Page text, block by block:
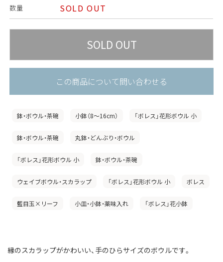
数量 SOLD OUT
この商品について問い合わせる
鉢・ボウル・茶碗 小鉢（8〜16cm） 「ボレス」花形ボウル 小
鉢・ボウル・茶碗 丸鉢・どんぶり・ボウル
「ボレス」花形ボウル 小 鉢・ボウル・茶碗
ウェイブボウル・スカラップ 「ボレス」花形ボウル 小 ボレス
藍目玉×リーフ 小皿・小鉢・薬味入れ 「ボレス」花小鉢
縁のスカラップがかわいい、手のひらサイズのボウルです。